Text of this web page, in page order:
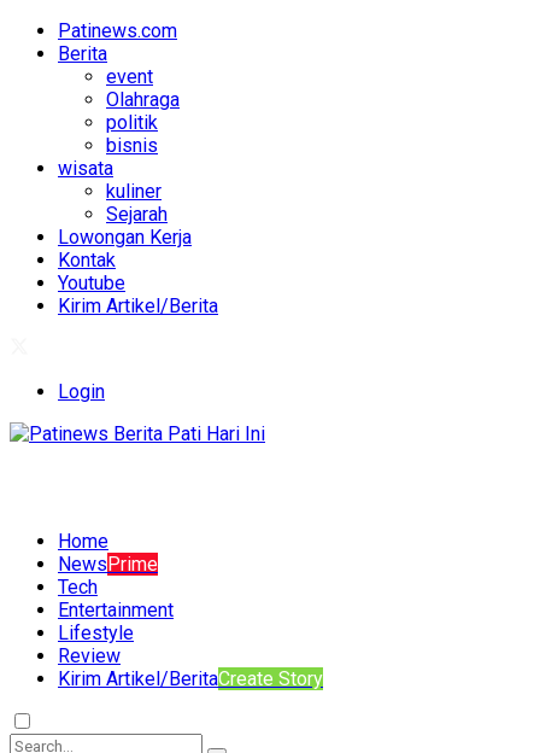
Patinews.com
Berita
event
Olahraga
politik
bisnis
wisata
kuliner
Sejarah
Lowongan Kerja
Kontak
Youtube
Kirim Artikel/Berita
Login
Home
NewsPrime
Tech
Entertainment
Lifestyle
Review
Kirim Artikel/BeritaCreate Story